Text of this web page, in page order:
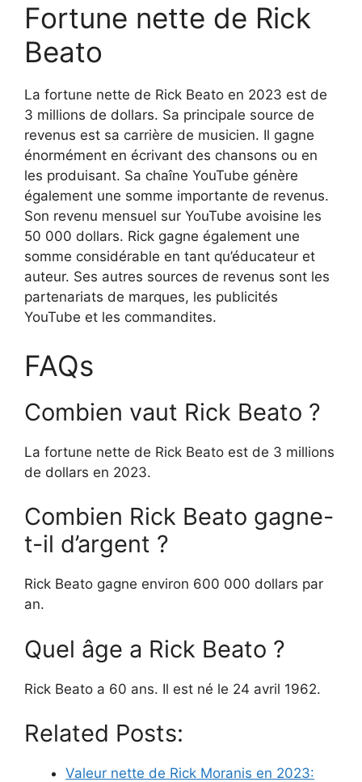
Fortune nette de Rick
Beato
La fortune nette de Rick Beato en 2023 est de
3 millions de dollars. Sa principale source de
revenus est sa carrière de musicien. Il gagne
énormément en écrivant des chansons ou en
les produisant. Sa chaîne YouTube génère
également une somme importante de revenus.
Son revenu mensuel sur YouTube avoisine les
50 000 dollars. Rick gagne également une
somme considérable en tant qu’éducateur et
auteur. Ses autres sources de revenus sont les
partenariats de marques, les publicités
YouTube et les commandites.
FAQs
Combien vaut Rick Beato ?
La fortune nette de Rick Beato est de 3 millions
de dollars en 2023.
Combien Rick Beato gagne-
t-il d’argent ?
Rick Beato gagne environ 600 000 dollars par
an.
Quel âge a Rick Beato ?
Rick Beato a 60 ans. Il est né le 24 avril 1962.
Related Posts:
Valeur nette de Rick Moranis en 2023: